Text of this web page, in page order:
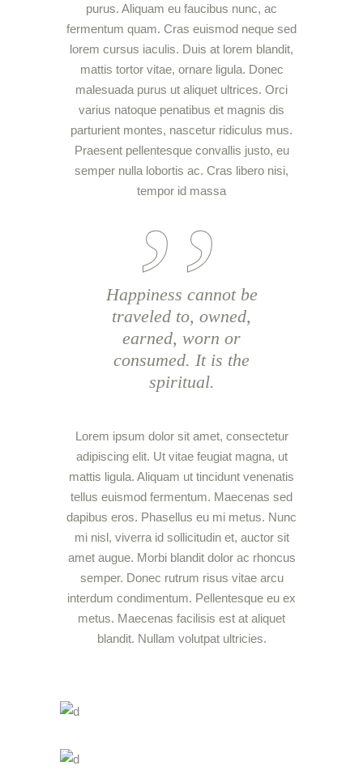
purus. Aliquam eu faucibus nunc, ac
fermentum quam. Cras euismod neque sed
lorem cursus iaculis. Duis at lorem blandit,
mattis tortor vitae, ornare ligula. Donec
malesuada purus ut aliquet ultrices. Orci
varius natoque penatibus et magnis dis
parturient montes, nascetur ridiculus mus.
Praesent pellentesque convallis justo, eu
semper nulla lobortis ac. Cras libero nisi,
tempor id massa
Happiness cannot be
traveled to, owned,
earned, worn or
consumed. It is the
spiritual.
Lorem ipsum dolor sit amet, consectetur
adipiscing elit. Ut vitae feugiat magna, ut
mattis ligula. Aliquam ut tincidunt venenatis
tellus euismod fermentum. Maecenas sed
dapibus eros. Phasellus eu mi metus. Nunc
mi nisl, viverra id sollicitudin et, auctor sit
amet augue. Morbi blandit dolor ac rhoncus
semper. Donec rutrum risus vitae arcu
interdum condimentum. Pellentesque eu ex
metus. Maecenas facilisis est at aliquet
blandit. Nullam volutpat ultricies.